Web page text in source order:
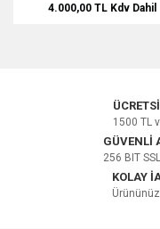
4.000,00 TL Kdv Dahil
1500 TL
GÜVENLİ
256 BIT
KOLAY